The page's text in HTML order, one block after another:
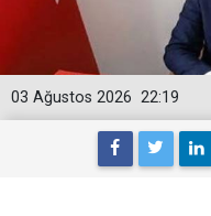
22:19
03 Ağustos 2026